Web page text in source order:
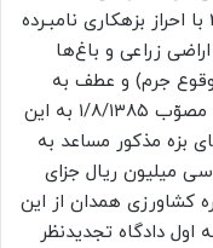
موجب دادنامه شماره ۰۰۸۶۶ ـ ۲۴/۹/۱۳۸۸ با احراز بزهکاری نامبـرده
کاربری اراضی زراعی و باغ‌ها
زمان وقوع جرم) و عطف به
ماسبق کردن ماده ۳ اصلاحی قانون مزبور مصوّب ۱/۸/۱۳۸۵ به این
بزه مذکور مساعد به
میلیون ریال جزای
کشاورزی همدان از این
اول دادگاه تجدیدنظر